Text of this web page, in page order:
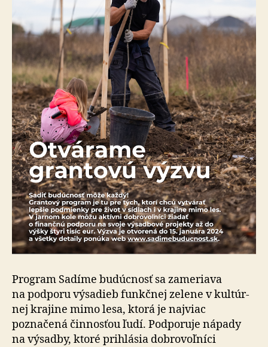
Program Sadíme budúcnosť sa zameriava
na pod­po­ru vý­sa­dieb funkčnej zelene v kul­túr­
nej krajine mimo lesa, ktorá je najviac
poznačená činnosťou ľudí. Pod­po­ruje nápady
na vý­sad­by, ktoré prihlásia dobro­voľ­níci